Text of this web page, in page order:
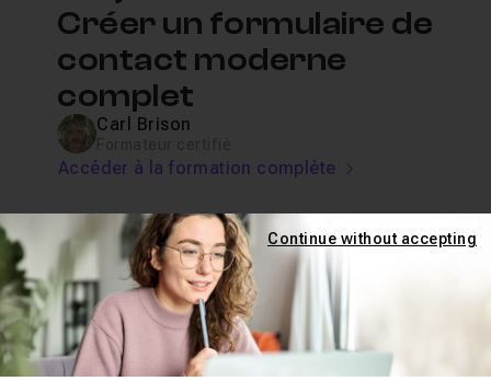
Créer un formulaire de
contact moderne
complet
Carl Brison
Accéder à la formation complète